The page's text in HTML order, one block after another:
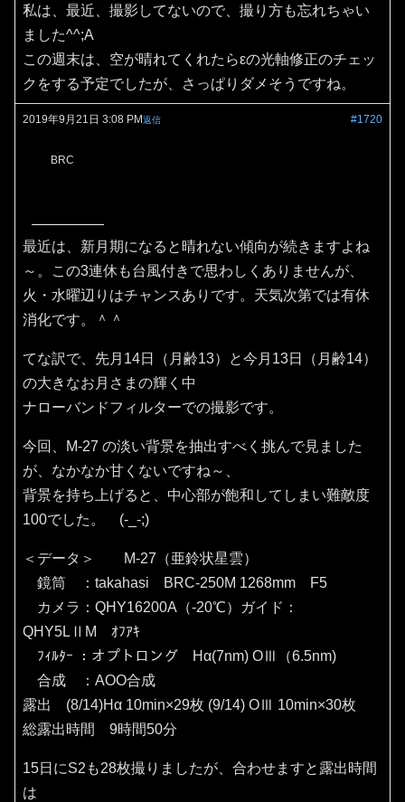
私は、最近、撮影してないので、撮り方も忘れちゃい
ました^^;A
この週末は、空が晴れてくれたらεの光軸修正のチェッ
クをする予定でしたが、さっぱりダメそうですね。
2019年9月21日 3:08 PM #1720
返信
BRC
最近は、新月期になると晴れない傾向が続きますよね
～。この3連休も台風付きで思わしくありませんが、
火・水曜辺りはチャンスありです。天気次第では有休
消化です。＾＾
てな訳で、先月14日（月齢13）と今月13日（月齢14）
の大きなお月さまの輝く中
ナローバンドフィルターでの撮影です。
今回、M-27 の淡い背景を抽出すべく挑んで見ました
が、なかなか甘くないですね～、
背景を持ち上げると、中心部が飽和してしまい難敵度
100でした。 (-_-;)
＜データ＞ M-27（亜鈴状星雲）
鏡筒 ：takahasi BRC-250M 1268mm F5
カメラ：QHY16200A（‐20℃）ガイド：
QHY5LⅡM ｵﾌｱｷ
ﾌｨﾙﾀｰ ：オプトロング Hα(7nm) OⅢ（6.5nm)
合成 ：AOO合成
露出 (8/14)Hα 10min×29枚 (9/14) OⅢ 10min×30枚
総露出時間 9時間50分
15日にS2も28枚撮りましたが、合わせますと露出時間
は